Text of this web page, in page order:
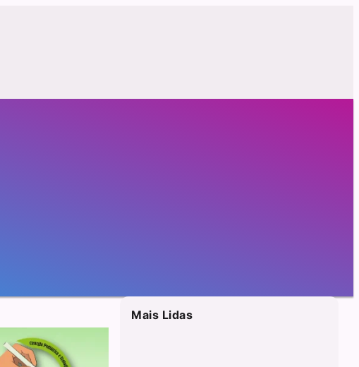
Mais Lidas